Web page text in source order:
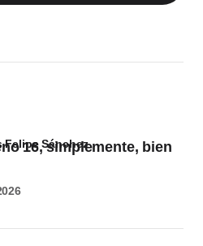
16, simplemente, bien
Felipe Sánchez